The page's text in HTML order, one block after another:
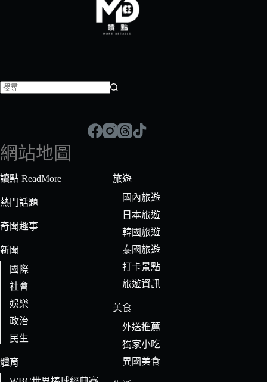
符
合
條
的
果
網站地圖
讀點 ReadMore
熱門話題
奇聞趣事
新聞
國際
社會
娛樂
政治
民生
體育
旅遊
國內旅遊
日本旅遊
韓國旅遊
泰國旅遊
打卡景點
旅遊資訊
美食
外送推薦
獨家小吃
異國美食